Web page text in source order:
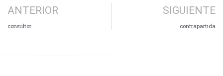
ANTERIOR
consultor
SIGUIENTE
contrapartida